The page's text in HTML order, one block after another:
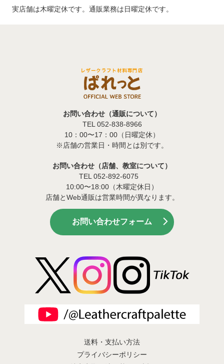
実店舗は木曜定休です。通販業務は日曜定休です。
お問い合わせ（通販について）
TEL 052-838-8966
10：00〜17：00（日曜定休）
※店舗の営業日・時間とは別です。
お問い合わせ（店舗、教室について）
TEL 052-892-6075
10:00〜18:00（木曜定休日）
店舗とWeb通販は営業時間が異なります。
お問い合わせフォーム
送料・支払い方法
プライバシーポリシー